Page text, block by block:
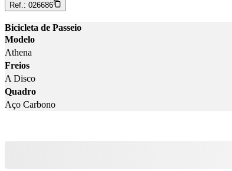
Ref.: 026686
Bicicleta de Passeio
Modelo
Athena
Freios
A Disco
Quadro
Aço Carbono